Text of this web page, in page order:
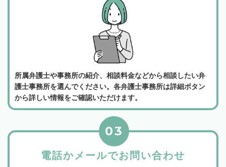
所属弁護士や事務所の紹介、相談料金などから相談したい弁
護士事務所を選んでください。各弁護士事務所は詳細ボタン
から詳しい情報をご確認いただけます。
電話かメールでお問い合わせ
03